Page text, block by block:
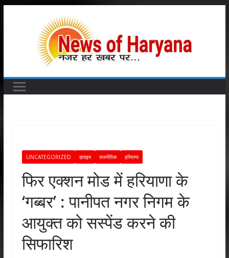
UNCATEGORIZED क्राइम राजनैतिक हरियाणा
फिर एक्शन मोड में हरियाणा के
‘गब्बर’ : पानीपत नगर निगम के
आयुक्त को सस्पेंड करने की
सिफारिश